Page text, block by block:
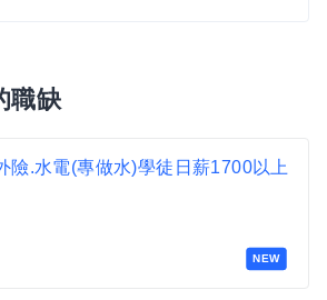
職缺
NEW
險.水電(專做水)學徒日薪1700以上